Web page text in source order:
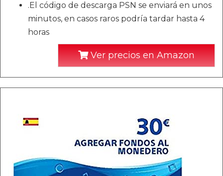
.El código de descarga PSN se enviará en unos
minutos, en casos raros podría tardar hasta 4
horas
Ver precios en Amazon